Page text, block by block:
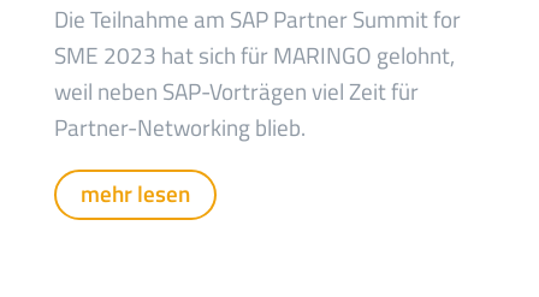
Die Teilnahme am SAP Partner Summit for
SME 2023 hat sich für MARINGO gelohnt,
weil neben SAP-Vorträgen viel Zeit für
Partner-Networking blieb.
mehr lesen